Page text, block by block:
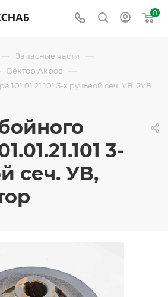
0
— Запасные части —
Вектор Акрос —
101.01.21.101 3-х ручьеой сеч. УВ, 2УВ
3-
сеч. УВ,